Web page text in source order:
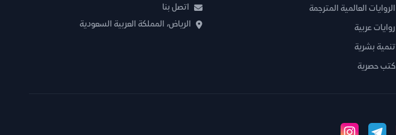
الروايات العالمية المترجمة
روايات عربية
تنمية بشرية
كتب حصرية
اتصل بنا
الرياض، المملكة العربية السعودية